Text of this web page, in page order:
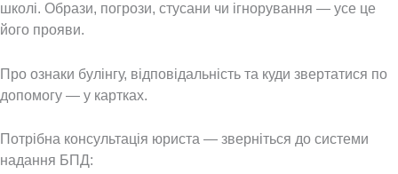
школі. Образи, погрози, стусани чи ігнорування — усе це
його прояви.
Про ознаки булінгу, відповідальність та куди звертатися по
допомогу — у картках.
Потрібна консультація юриста — зверніться до системи
надання БПД: